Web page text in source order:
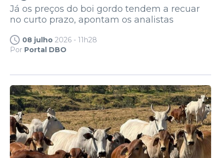
Já os preços do boi gordo tendem a recuar
no curto prazo, apontam os analistas
08 julho 2026 - 11h28
Por Portal DBO